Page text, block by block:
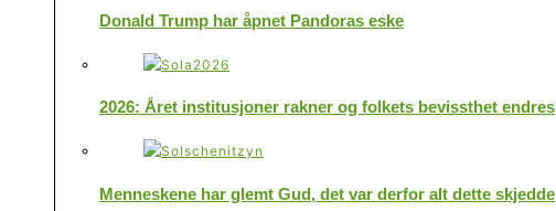
Donald Trump har åpnet Pandoras eske
2026: Året institusjoner rakner og folkets bevissthet endres
Menneskene har glemt Gud, det var derfor alt dette skjedde